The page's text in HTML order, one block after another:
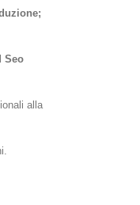
Seo
alla